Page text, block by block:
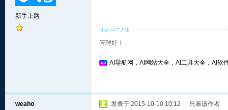
新手上路
管理好！
AI导航网，AI网站大全，AI工具大全，AI软
weaho 发表于 2015-10-10 10:12 只看该作者